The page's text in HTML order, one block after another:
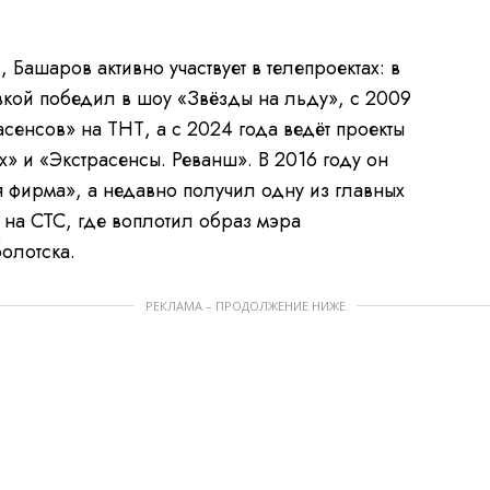
активно участвует в телепроектах: в
победил в шоу «Звёзды на льду», с 2009
на ТНТ, а с 2024 года ведёт проекты
и «Экстрасенсы. Реванш». В 2016 году он
а недавно получил одну из главных
СТС, где воплотил образ мэра
РЕКЛАМА – ПРОДОЛЖЕНИЕ НИЖЕ